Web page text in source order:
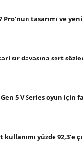
Pro’nun tasarımı ve
sır davasına sert
5 V Series oyun için
yüzde 92,3’e